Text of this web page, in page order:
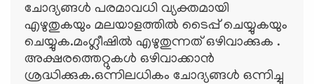
ചോദ്യങ്ങള്‍ പരമാവധി വ്യക്തമായി
എഴുതുകയും മലയാളത്തില്‍ ടൈപ്പ് ചെയ്യുകയും
ചെയ്യുക.മംഗ്ലീഷില്‍ എഴുതുന്നത് ഒഴിവാക്കുക .
അക്ഷരത്തെറ്റുകള്‍ ഒഴിവാക്കാന്‍
ശ്രദ്ധിക്കുക.ഒന്നിലധികം ചോദ്യങ്ങള്‍ ഒന്നിച്ചു